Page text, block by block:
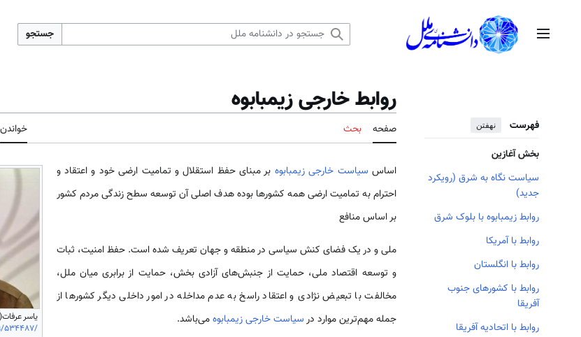
منوی اصلی جستجو
فهرست نهفتن
بخش آغازین
سیاست نگاه به شرق (رویکرد
جدید)
روابط زیمبابوه با بلوک شرق
روابط با آمریکا
روابط با انگلستان
روابط با کشورهای جنوب
آفریقا
روابط با اتحادیه آفریقا
روابط خارجی زیمبابوه
صفحه بحث خواندن
یاسر عرفات(1403). برگرفته از سایت فرارو، قابل بازیابی از
534487/
اساس سیاست خارجی زیمبابوه بر مبنای حفظ استقلال و تمامیت ارضی خود و اعتقاد و
احترام به تمامیت ارضی همه کشورها بوده هدف اصلی آن توسعه سطح زندگی مردم کشور
بر اساس منافع
ملی و در یک فضای کنش سیاسی در منطقه و جهان تعریف شده است. حفظ امنیت، ثبات
و توسعه اقتصاد ملی، حمایت از جنبش‌های آزادی بخش، حمایت از برابری میان ملل،
مخالفت با تبعیض نژادی و اعتقاد راسخ به عدم مداخله در امور داخلی دیگر کشورها از
جمله مهم‌ترین موارد درسیاست خارجی زیمبابوهمی‌باشد.